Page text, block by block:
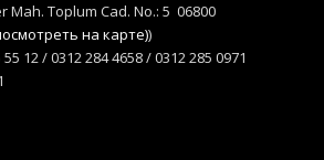
Mah. Toplum Cad. No.: 5 06800
на карте))
12 / 0312 284 4658 / 0312 285 0971